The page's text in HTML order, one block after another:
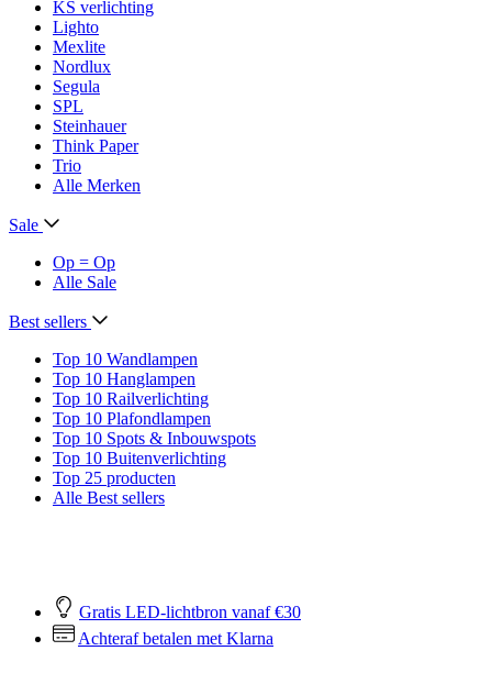
KS verlichting
Lighto
Mexlite
Nordlux
Segula
SPL
Steinhauer
Think Paper
Trio
Alle Merken
Sale
Op = Op
Alle Sale
Best sellers
Top 10 Wandlampen
Top 10 Hanglampen
Top 10 Railverlichting
Top 10 Plafondlampen
Top 10 Spots & Inbouwspots
Top 10 Buitenverlichting
Top 25 producten
Alle Best sellers
Gratis LED-lichtbron vanaf €30
Achteraf betalen met Klarna